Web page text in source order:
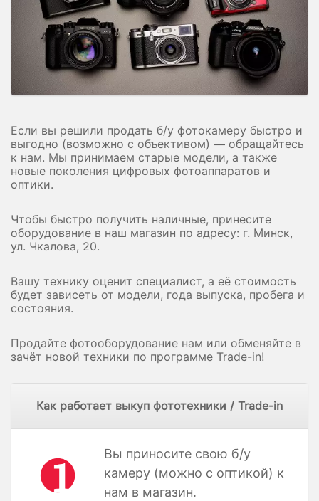
Если вы решили продать б/у фотокамеру быстро и
выгодно (возможно с объективом) — обращайтесь
к нам. Мы принимаем старые модели, а также
новые поколения цифровых фотоаппаратов и
оптики.
Чтобы быстро получить наличные, принесите
оборудование в наш магазин по адресу: г. Минск,
ул. Чкалова, 20.
Вашу технику оценит специалист, а её стоимость
будет зависеть от модели, года выпуска, пробега и
состояния.
Продайте фотооборудование нам или обменяйте в
зачёт новой техники по программе Trade-in!
Как работает выкуп фототехники / Trade-in
Вы приносите свою б/у
камеру (можно с оптикой) к
нам в магазин.